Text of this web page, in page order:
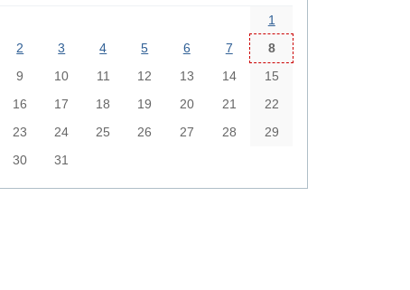
1
2
3 4 5 6 7
8
9
10 11 12 13 14
15
16
17 18 19 20 21
22
23
24 25 26 27 28
29
30
31